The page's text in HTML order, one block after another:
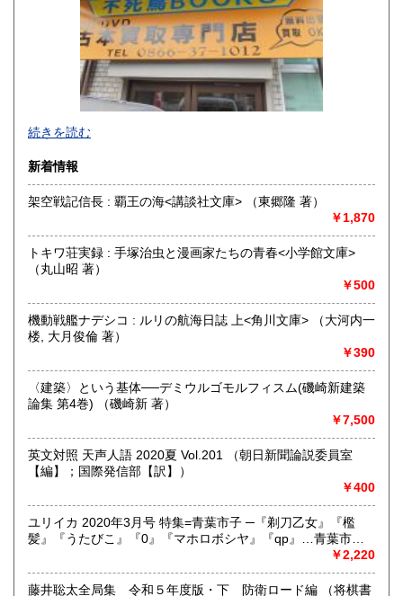
300円 愛媛県
300円 福岡県
300円 長崎県
熊本県
宮崎県
沖縄県 300円
不死鳥BOOKSでは、書籍だけでなくCD、DVD、レコード、
ゲーム、おもちゃ、骨董品まであらゆるものの買い取りがで
にお問い合わせください。出張費は、無料です。
沿線名：伯備線・桃太郎線(吉備線)
営業時間：9時から17時
定休日：年中無休
不死鳥BOOKSでは、書籍だけでなくCD、DVD、レコード、
ゲーム、おもちゃ、骨董品まであらゆるものの買い取りがで
きます。店主が、日本全国買取にお伺いいたします。お気軽
取り扱い分野
哲学宗教、歴史、社会科学、自然科学、美術工芸、趣味、外
国書、サブカルチャー、古書一般（その他）
オールジャンル
続きを読む
新着情報
架空戦記信長 : 覇王の海<講談社文庫> （東郷隆 著）
￥1,870
トキワ荘実録 : 手塚治虫と漫画家たちの青春<小学館文庫>
（丸山昭 著）
￥500
機動戦艦ナデシコ : ルリの航海日誌 上<角川文庫> （大河内一
楼, 大月俊倫 著）
￥390
〈建築〉という基体──デミウルゴモルフィスム(磯崎新建築
論集 第4巻) （磯崎新 著）
￥7,500
英文対照 天声人語 2020夏 Vol.201 （朝日新聞論説委員室
【編】；国際発信部【訳】）
￥400
ユリイカ 2020年3月号 特集=青葉市子 ─『剃刀乙女』『檻
髪』『うたびこ』『0』『マホロボシヤ』『qp』…青葉市子
屋法水 (著)、三宅純 (著)、小林武史(著)、細野晴臣 (著)、菅
野よう子 (著)、吉本ばなな(著)、七尾旅人 (著)、他）
￥2,220
藤井聡太全局集 令和５年度版・下 防衛ロード編 （将棋書